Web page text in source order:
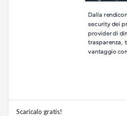
Scaricalo gratis!